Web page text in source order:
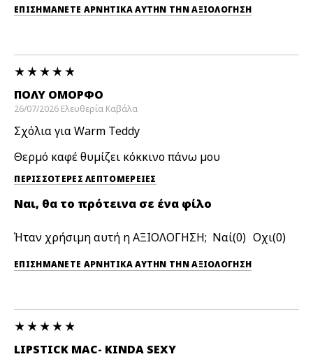
ΕΠΙΣΗΜΆΝΕΤΕ ΑΡΝΗΤΙΚΆ ΑΥΤΉΝ ΤΗΝ ΑΞΙΟΛΟΓΗΣΗ
ΠΟΛΎ ΌΜΟΡΦΟ
26/07/2026 Ελευθερία Καβάλα
Σχόλια για Warm Teddy
Θερμό καφέ θυμίζει κόκκινο πάνω μου
ΠΕΡΙΣΣΌΤΕΡΕΣ ΛΕΠΤΟΜΈΡΕΙΕΣ
Ναι, θα το πρότεινα σε ένα φίλο
Ήταν χρήσιμη αυτή η ΑΞΙΟΛΟΓΗΣΗ; 0 0
ΕΠΙΣΗΜΆΝΕΤΕ ΑΡΝΗΤΙΚΆ ΑΥΤΉΝ ΤΗΝ ΑΞΙΟΛΟΓΗΣΗ
LIPSTICK MAC- KINDA SEXY